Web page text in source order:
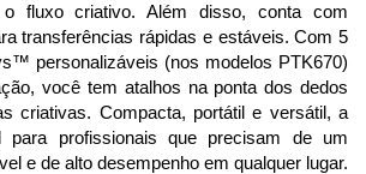
fluxo criativo. Além disso, conta com
transferências rápidas e estáveis. Com 5
personalizáveis (nos modelos PTK670)
você tem atalhos na ponta dos dedos
criativas. Compacta, portátil e versátil, a
para profissionais que precisam de um
e de alto desempenho em qualquer lugar.